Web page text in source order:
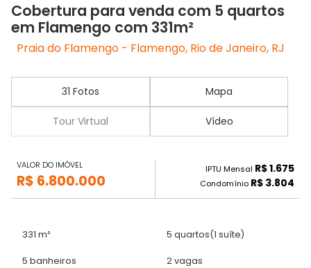
Cobertura para venda com 5 quartos
em Flamengo com 331m²
Praia do Flamengo - Flamengo, Rio de Janeiro, RJ
31 Fotos Mapa
Tour Virtual Vídeo
VALOR DO IMÓVEL
R$ 6.800.000
IPTU Mensal R$ 1.675
Condomínio R$ 3.804
331 m² 5 quartos(1 suíte)
5 banheiros 2 vagas